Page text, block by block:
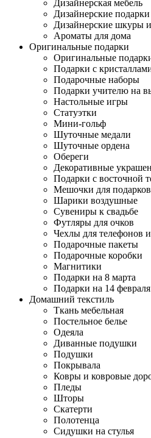
Дизайнерская мебель
Дизайнерские
Дизайнерские шкуры
Ароматы для дома
Оригинальные подарки
Оригинальные
Подарки с
Подарочные наборы
Подарки учителю на
Настольные игры
Статуэтки
Мини-гольф
Шуточные медали
Шуточные ордена
Обереги
Декоративные
Подарки с восточной
Мешочки для подарков
Шарики воздушные
Сувениры к свадьбе
Футляры для очков
Чехлы для телефонов
Подарочные пакеты
Подарочные коробки
Магнитики
Подарки на 8 марта
Подарки на 14 февраля
Домашний текстиль
Ткань мебельная
Постельное белье
Одеяла
Диванные подушки
Подушки
Покрывала
Ковры и ковровые
Пледы
Шторы
Скатерти
Полотенца
Сидушки на стулья